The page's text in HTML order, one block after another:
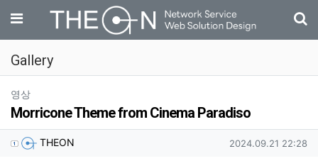
메뉴
Gallery
영상분류
Morricone Theme from Cinema Paradiso
작성자 정보
THEON 작성일
2024.09.21 22:28